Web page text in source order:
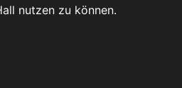
nutzen zu können.